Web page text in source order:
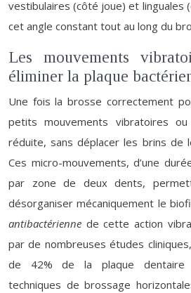
vestibulaires (côté joue) et linguales
cet angle constant tout au long du
Les mouvements
éliminer la plaque
Une fois la brosse correctement
petits mouvements vibratoires ou
réduite, sans déplacer les brins de
Ces micro-mouvements, d’une
par zone de deux dents,
désorganiser mécaniquement le
antibactérienne de cette action
par de nombreuses études
de 42% de la plaque dentaire
techniques de brossage